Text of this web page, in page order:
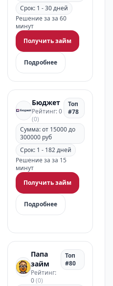
Срок: 1 - 30 дней
Решение за за 60
минут
Получить займ
Подробнее
Бюджет
Рейтинг: 0
(0)
Топ
#78
Сумма: от 15000 до
300000 руб
Срок: 1 - 182 дней
Решение за за 15
минут
Получить займ
Подробнее
Папа
займ
Рейтинг:
0(0)
Топ
#80